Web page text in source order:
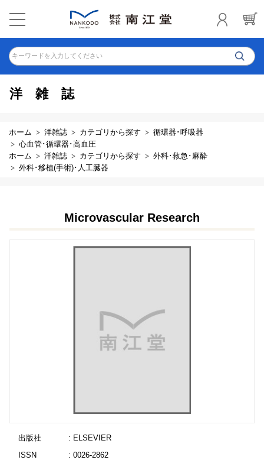
キーワードを入力してください
洋雑誌
ホーム 洋雑誌 カテゴリから探す
循環器･呼吸器
心血管･循環器･高血圧
ホーム
洋雑誌 カテゴリから探す
外科･救急･麻酔
外科･移植(手術)･人工臓器
Microvascular Research
出版社
: ELSEVIER
ISSN
: 0026-2862